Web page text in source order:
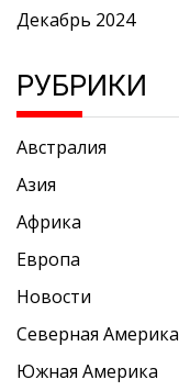
Декабрь 2024
РУБРИКИ
Австралия
Азия
Африка
Европа
Новости
Северная Америка
Южная Америка